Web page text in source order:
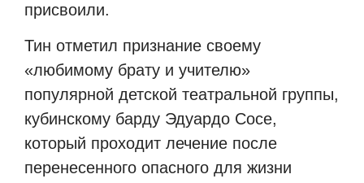
присвоили.
Тин отметил признание своему
«любимому брату и учителю»
популярной детской театральной группы,
кубинскому барду Эдуардо Сосе,
который проходит лечение после
перенесенного опасного для жизни